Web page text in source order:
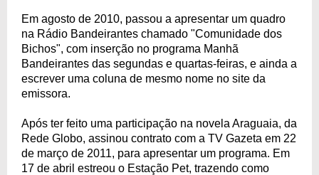
Em agosto de 2010, passou a apresentar um quadro
na Rádio Bandeirantes chamado "Comunidade dos
Bichos", com inserção no programa Manhã
Bandeirantes das segundas e quartas-feiras, e ainda a
escrever uma coluna de mesmo nome no site da
emissora.
Após ter feito uma participação na novela Araguaia, da
Rede Globo, assinou contrato com a TV Gazeta em 22
de março de 2011, para apresentar um programa. Em
17 de abril estreou o Estação Pet, trazendo como